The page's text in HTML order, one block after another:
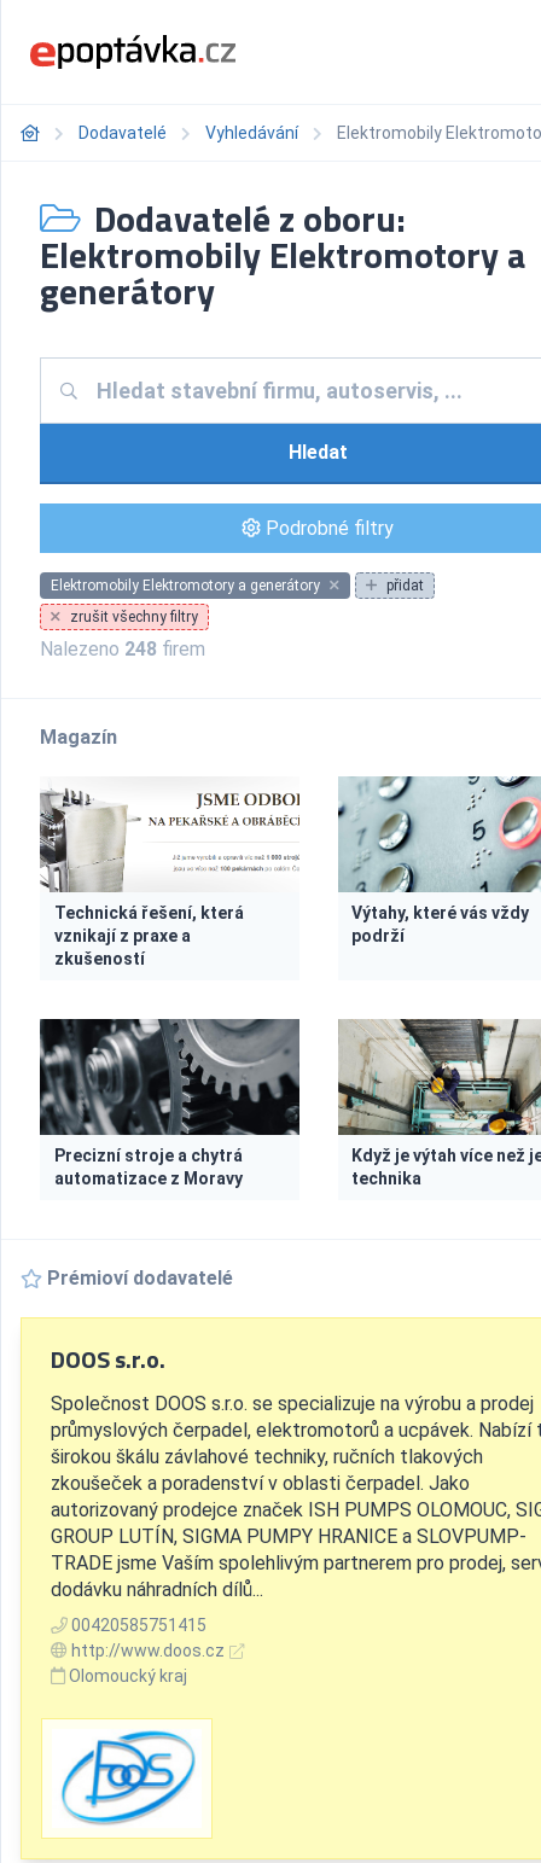
Dodavatelé Vyhledávání Elektromobily
Dodavatelé z oboru:
Elektromobily Elektromotory a
generátory
Hledat
Podrobné filtry
Elektromobily Elektromotory a generátory
přidat
zrušit všechny filtry
Nalezeno 248 firem
Magazín
Technická řešení, která
vznikají z praxe a
zkušeností
Výtahy, které vás vždy
podrží
Precizní stroje a chytrá
automatizace z Moravy
Když je výtah více než
technika
Prémioví dodavatelé
DOOS s.r.o.
Společnost DOOS s.r.o. se specializuje na výrobu a prodej
průmyslových čerpadel, elektromotorů a ucpávek. Nabízí
širokou škálu závlahové techniky, ručních tlakových
zkoušeček a poradenství v oblasti čerpadel. Jako
autorizovaný prodejce značek ISH PUMPS OLOMOUC,
GROUP LUTÍN, SIGMA PUMPY HRANICE a SLOVPUMP-
TRADE jsme Vaším spolehlivým partnerem pro prodej,
dodávku náhradních dílů...
00420585751415
http://www.doos.cz
Olomoucký kraj